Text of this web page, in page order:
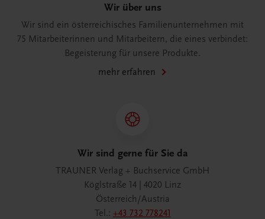
Wir über uns
Wir sind ein österreichisches Familienunternehmen mit
75 Mitarbeiterinnen und Mitarbeitern, die eines verbindet:
Begeisterung für unsere Produkte.
mehr erfahren
Wir sind gerne für Sie da
TRAUNER Verlag + Buchservice GmbH
Köglstraße 14 | 4020 Linz
Österreich/Austria
Tel.: +43 732 778241